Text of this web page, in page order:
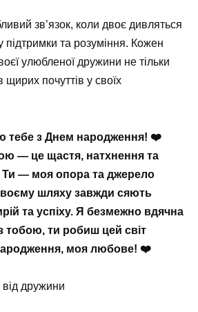
зв’язок, коли двоє дивляться
підтримки та розуміння. Кожен
улюбленої дружини не тільки
щирих почуттів у своїх
тебе з Днем народження! ❤️
— це щастя, натхнення та
— моя опора та джерело
шляху завжди сяють
та успіху. Я безмежно вдячна
тобою, ти робиш цей світ
моя любове! ❤️